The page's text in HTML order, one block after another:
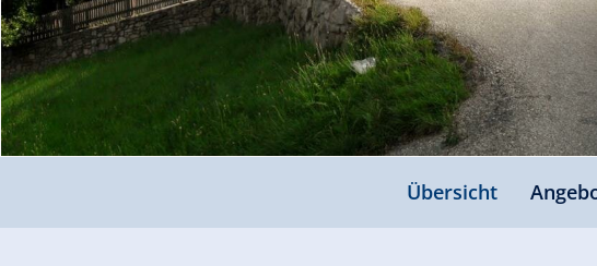
Übersicht